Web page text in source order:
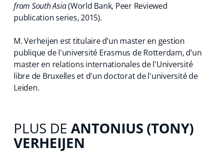
from South Asia(World Bank, Peer Reviewed
publication series, 2015).
M. Verheijen est titulaire d’un master en gestion
publique de l'université Erasmus de Rotterdam, d’un
master en relations internationales de l'Université
libre de Bruxelles et d'un doctorat de l'université de
Leiden.
PLUS DE ANTONIUS (TONY)
VERHEIJEN